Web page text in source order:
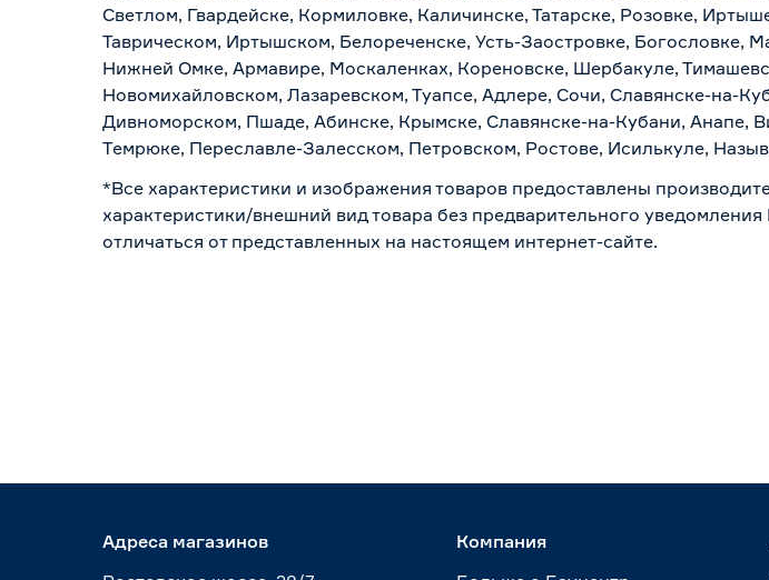
Светлом, Гвардейске, Кормиловке, Каличинске, Татарске, Розовке,
Таврическом, Иртышском, Белореченске, Усть-Заостровке, Богословке,
Нижней Омке, Армавире, Москаленках, Кореновске, Шербакуле,
Новомихайловском, Лазаревском, Туапсе, Адлере, Сочи, Славянске-на-
Дивноморском, Пшаде, Абинске, Крымске, Славянске-на-Кубани, Анапе,
Темрюке, Переславле-Залесском, Петровском, Ростове, Исилькуле,
*Все характеристики и изображения товаров предоставлены
характеристики/внешний вид товара без предварительного
отличаться от представленных на настоящем интернет-сайте.
Адреса магазинов
Компания